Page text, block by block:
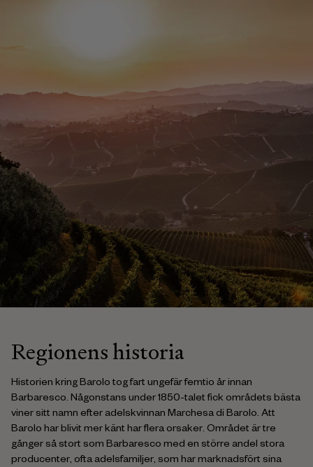
Regionens historia
Historien kring Barolo tog fart ungefär femtio år innan
Barbaresco. Någonstans under 1850-talet fick områdets bästa
viner sitt namn efter adelskvinnan Marchesa di Barolo. Att
Barolo har blivit mer känt har flera orsaker. Området är tre
gånger så stort som Barbaresco med en större andel stora
producenter, ofta adelsfamiljer, som har marknadsfört sina